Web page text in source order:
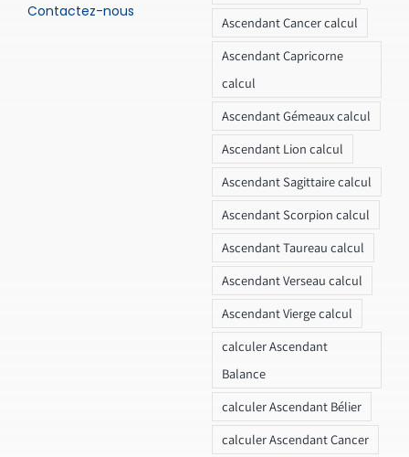
Contactez-nous
Ascendant Cancer calcul
Ascendant Capricorne
calcul
Ascendant Gémeaux calcul
Ascendant Lion calcul
Ascendant Sagittaire calcul
Ascendant Scorpion calcul
Ascendant Taureau calcul
Ascendant Verseau calcul
Ascendant Vierge calcul
calculer Ascendant
Balance
calculer Ascendant Bélier
calculer Ascendant Cancer